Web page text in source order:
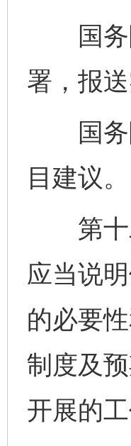
国务院
署，报
国务院
目建议。
第十
应当说
的必要
制度及
开展的工